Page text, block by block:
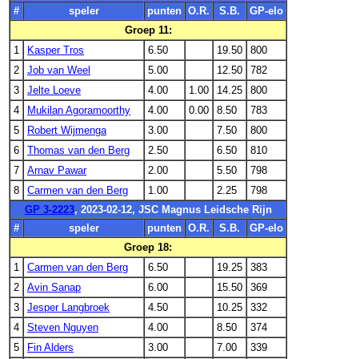
#
speler punten O.R. S.B.
GP-elo
Groep 11:
1
Kasper Tros 6.50 19.50
800
2
Job van Weel 5.00 12.50
782
3
Jelte Loeve 4.00 1.00 14.25
800
4
Mukilan Agoramoorthy 4.00 0.00 8.50
783
5
Robert Wijmenga 3.00 7.50
800
6
Thomas van den Berg 2.50 6.50
810
7
Arnav Pawar 2.00 5.50
798
8
Carmen van den Berg 1.00 2.25
798
GP 3-2223, 2023-02-12, JSC Magnus Leidsche Rijn
#
speler punten O.R. S.B.
GP-elo
Groep 18:
1
Carmen van den Berg 6.50 19.25
383
2
Avin Sanap 6.00 15.50
369
3
Jesper Langbroek 4.50 10.25
332
4
Steven Nguyen 4.00 8.50
374
5
Fin Alders 3.00 7.00 339